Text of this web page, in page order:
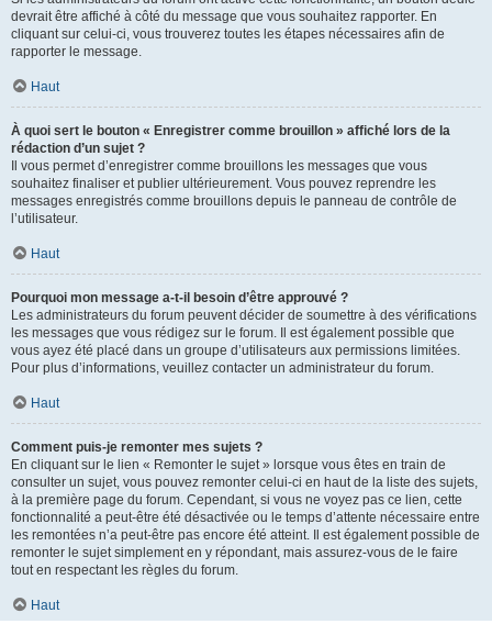
devrait être affiché à côté du message que vous souhaitez rapporter. En
cliquant sur celui-ci, vous trouverez toutes les étapes nécessaires afin de
rapporter le message.
Haut
À quoi sert le bouton « Enregistrer comme brouillon » affiché lors de la
rédaction d’un sujet ?
Il vous permet d’enregistrer comme brouillons les messages que vous
souhaitez finaliser et publier ultérieurement. Vous pouvez reprendre les
messages enregistrés comme brouillons depuis le panneau de contrôle de
l’utilisateur.
Haut
Pourquoi mon message a-t-il besoin d’être approuvé ?
Les administrateurs du forum peuvent décider de soumettre à des vérifications
les messages que vous rédigez sur le forum. Il est également possible que
vous ayez été placé dans un groupe d’utilisateurs aux permissions limitées.
Pour plus d’informations, veuillez contacter un administrateur du forum.
Haut
Comment puis-je remonter mes sujets ?
En cliquant sur le lien « Remonter le sujet » lorsque vous êtes en train de
consulter un sujet, vous pouvez remonter celui-ci en haut de la liste des sujets,
à la première page du forum. Cependant, si vous ne voyez pas ce lien, cette
fonctionnalité a peut-être été désactivée ou le temps d’attente nécessaire entre
les remontées n’a peut-être pas encore été atteint. Il est également possible de
remonter le sujet simplement en y répondant, mais assurez-vous de le faire
tout en respectant les règles du forum.
Haut